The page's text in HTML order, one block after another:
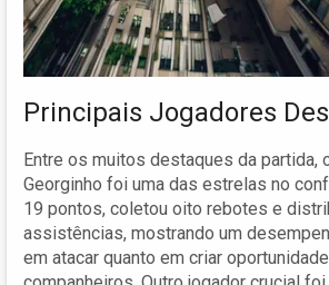
Principais Jogadores
Entre os muitos destaques da partida,
Georginho foi uma das estrelas no
19 pontos, coletou oito rebotes e
assistências, mostrando um
em atacar quanto em criar